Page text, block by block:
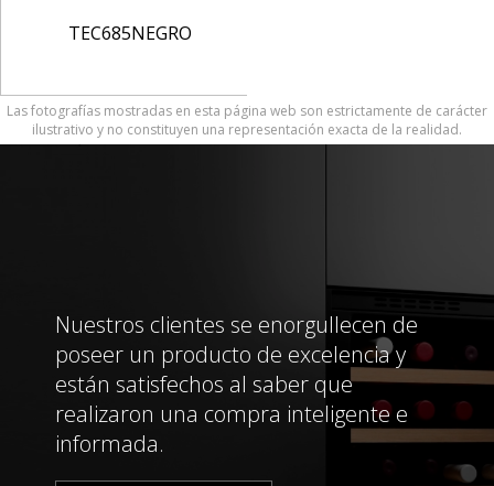
TEC685NEGRO
Las fotografías mostradas en esta página web son estrictamente de carácter
ilustrativo y no constituyen una representación exacta de la realidad.
Nuestros clientes se enorgullecen de
poseer un producto de excelencia y
están satisfechos al saber que
realizaron una compra inteligente e
informada.